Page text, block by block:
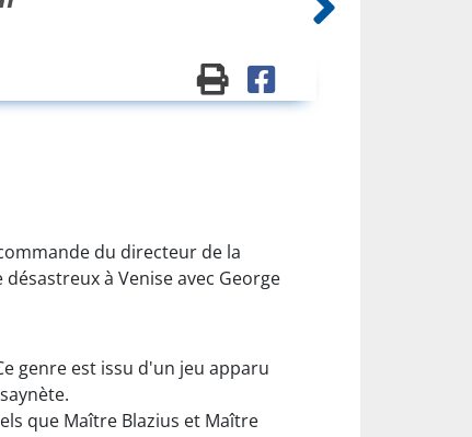
du directeur de la
à Venise avec George
genre est issu d'un jeu apparu
que Maître Blazius et Maître